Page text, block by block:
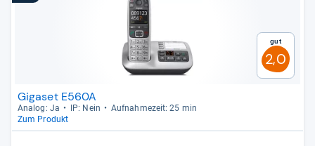
Gut
2,0
Gigaset E560A
Ana­log: Ja IP: Nein
Auf­nah­me­zeit: 25 min
Zum Produkt